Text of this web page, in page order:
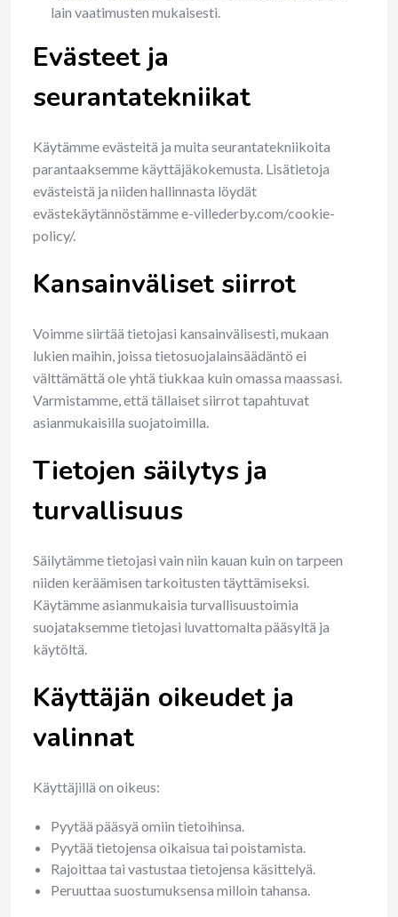
lain vaatimusten mukaisesti.
Evästeet ja
seurantatekniikat
Käytämme evästeitä ja muita seurantatekniikoita
parantaaksemme käyttäjäkokemusta. Lisätietoja
evästeistä ja niiden hallinnasta löydät
evästekäytännöstämme e-villederby.com/cookie-
policy/.
Kansainväliset siirrot
Voimme siirtää tietojasi kansainvälisesti, mukaan
lukien maihin, joissa tietosuojalainsäädäntö ei
välttämättä ole yhtä tiukkaa kuin omassa maassasi.
Varmistamme, että tällaiset siirrot tapahtuvat
asianmukaisilla suojatoimilla.
Tietojen säilytys ja
turvallisuus
Säilytämme tietojasi vain niin kauan kuin on tarpeen
niiden keräämisen tarkoitusten täyttämiseksi.
Käytämme asianmukaisia turvallisuustoimia
suojataksemme tietojasi luvattomalta pääsyltä ja
käytöltä.
Käyttäjän oikeudet ja
valinnat
Käyttäjillä on oikeus:
Pyytää pääsyä omiin tietoihinsa.
Pyytää tietojensa oikaisua tai poistamista.
Rajoittaa tai vastustaa tietojensa käsittelyä.
Peruuttaa suostumuksensa milloin tahansa.